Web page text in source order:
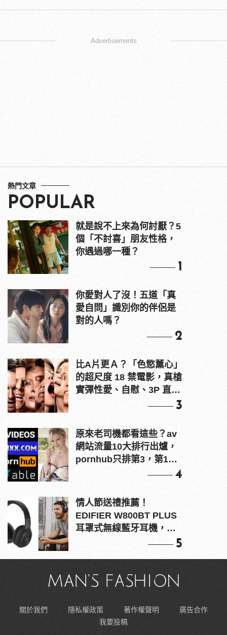
Advertisements
熱門文章
POPULAR
就是說不上來為何討厭？5
個「不討喜」朋友性格，
你遇過哪一種？
1
你愛對人了沒！五道「真
愛自問」識別你的伴侶是
對的人嗎？
2
比A片更Ａ？「色慾薰心」
的超尺度 18 禁電影，真槍
實彈性愛、自慰、3P 直接
3
原來老司機都看這些？av
網站流量10大排行出爐，
pornhub只排第3，第1名
4
情人節送禮推薦！
EDIFIER W800BT PLUS
耳罩式無線藍牙耳機，在
5
關於我們 隱私權政策 著作權聲明
廣告合作
我要投稿